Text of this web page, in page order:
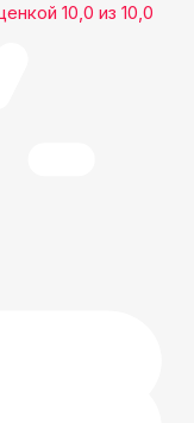
10,0 из 10,0